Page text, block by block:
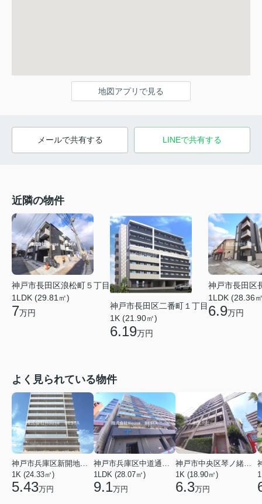
地図アプリで見る
メールで共有する LINEで共有する
近隣の物件
神戸市長田区浪松町５丁目
1LDK (29.81㎡)
7万円
神戸市長田区二番町１丁目
1K (21.90㎡)
6.19万円
神戸市長田区
1LDK (28.36
6.9万円
よく見られている物件
1K (24.33㎡)
5.43万円
1LDK (28.07㎡)
9.1万円
1K (18.90㎡)
6.3万円